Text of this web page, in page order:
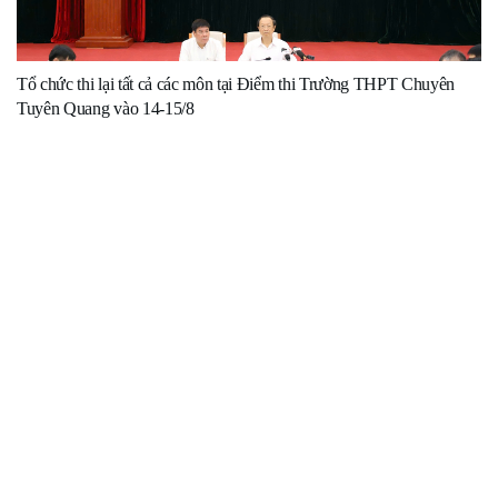
Tổ chức thi lại tất cả các môn tại Điểm thi Trường THPT Chuyên
Tuyên Quang vào 14-15/8